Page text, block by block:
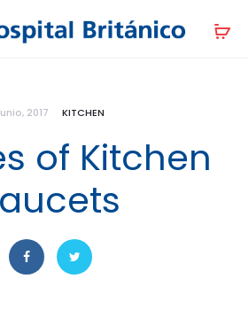
2017 KITCHEN
of Kitchen